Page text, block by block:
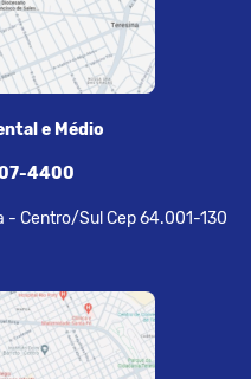
e Médio
4400
- Centro/Sul Cep 64.001-130